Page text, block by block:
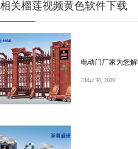
相关榴莲视频黄色软件下载
电动门厂家为您解
Mar 30, 2020